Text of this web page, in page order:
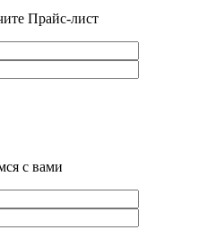
Прайс-лист
с вами